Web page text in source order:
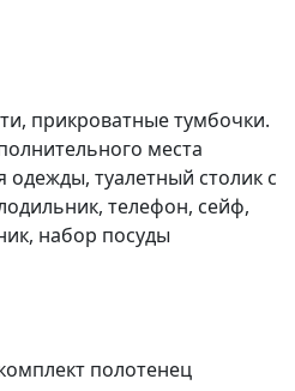
прикроватные тумбочки.
места
туалетный столик с
телефон, сейф,
набор посуды
полотенец